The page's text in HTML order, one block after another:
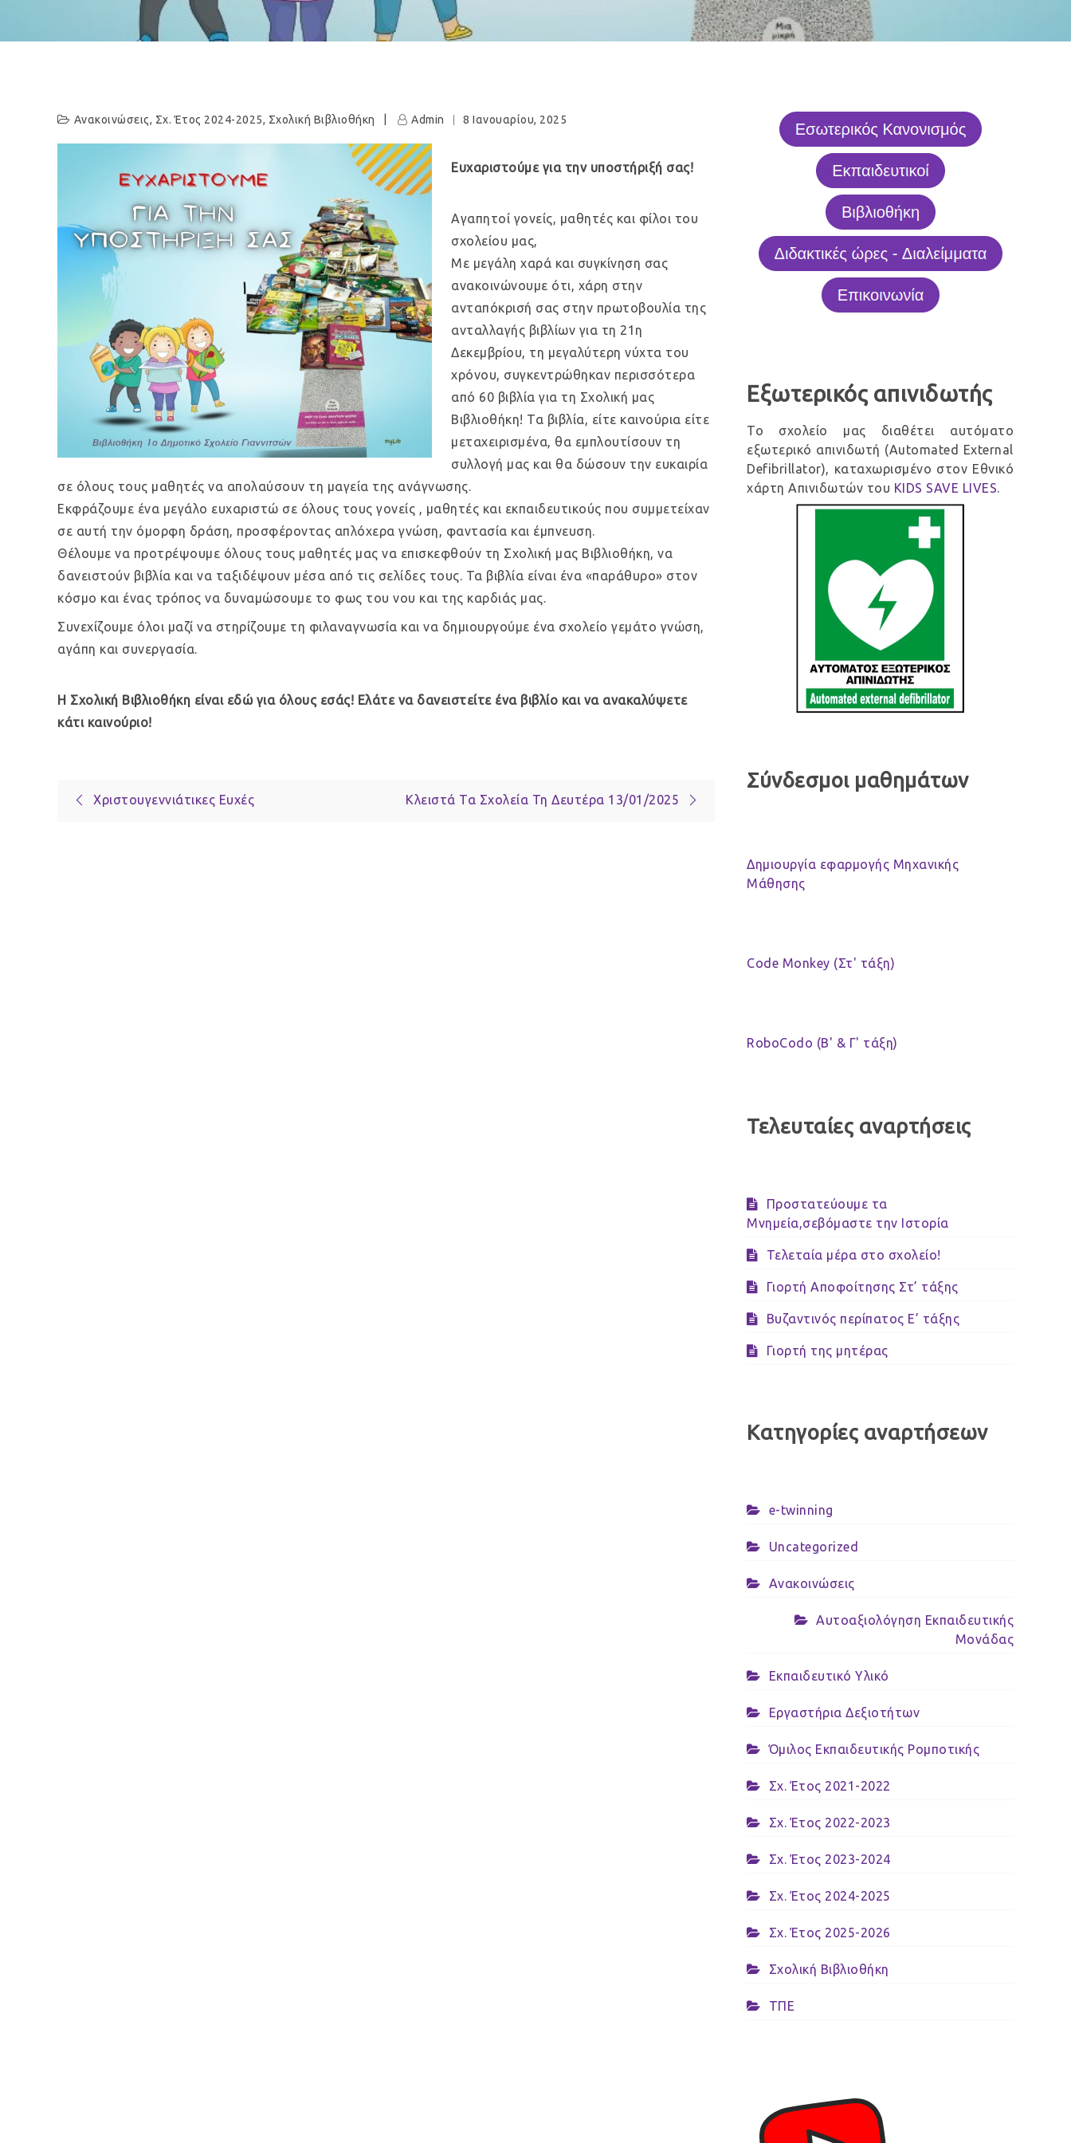
Ανακοινώσεις, Σχ. Έτος 2024-2025, Σχολική Βιβλιοθήκη Admin 8 Ιανουαρίου, 2025
Ευχαριστούμε για την υποστήριξή σας!
Αγαπητοί γονείς, μαθητές και φίλοι του
σχολείου μας,
Με μεγάλη χαρά και συγκίνηση σας
ανακοινώνουμε ότι, χάρη στην
ανταπόκρισή σας στην πρωτοβουλία της
ανταλλαγής βιβλίων για τη 21η
Δεκεμβρίου, τη μεγαλύτερη νύχτα του
χρόνου, συγκεντρώθηκαν περισσότερα
από 60 βιβλία για τη Σχολική μας
Βιβλιοθήκη! Τα βιβλία, είτε καινούρια είτε
μεταχειρισμένα, θα εμπλουτίσουν τη
συλλογή μας και θα δώσουν την ευκαιρία
σε όλους τους μαθητές να απολαύσουν τη μαγεία της ανάγνωσης.
Εκφράζουμε ένα μεγάλο ευχαριστώ σε όλους τους γονείς , μαθητές και εκπαιδευτικούς που συμμετείχαν
σε αυτή την όμορφη δράση, προσφέροντας απλόχερα γνώση, φαντασία και έμπνευση.
Θέλουμε να προτρέψουμε όλους τους μαθητές μας να επισκεφθούν τη Σχολική μας Βιβλιοθήκη, να
δανειστούν βιβλία και να ταξιδέψουν μέσα από τις σελίδες τους. Τα βιβλία είναι ένα «παράθυρο» στον
κόσμο και ένας τρόπος να δυναμώσουμε το φως του νου και της καρδιάς μας.
Συνεχίζουμε όλοι μαζί να στηρίζουμε τη φιλαναγνωσία και να δημιουργούμε ένα σχολείο γεμάτο γνώση,
αγάπη και συνεργασία.
Η Σχολική Βιβλιοθήκη είναι εδώ για όλους εσάς! Ελάτε να δανειστείτε ένα βιβλίο και να ανακαλύψετε
κάτι καινούριο!
Πλοήγηση
Χριστουγεννιάτικες Ευχές Κλειστά Τα Σχολεία Τη Δευτέρα 13/01/2025
Εξωτερικός απινιδωτής
Το σχολείο μας διαθέτει αυτόματο
εξωτερικό απινιδωτή (Automated External
Defibrillator), καταχωρισμένο στον Εθνικό
χάρτη Απινιδωτών του KIDS SAVE LIVES.
Σύνδεσμοι μαθημάτων
Δημιουργία εφαρμογής Μηχανικής
Μάθησης
Code Monkey (Στ' τάξη)
RoboCodo (Β' & Γ' τάξη)
Τελευταίες αναρτήσεις
Προστατεύουμε τα
Μνημεία,σεβόμαστε την Ιστορία
Τελεταία μέρα στο σχολείο!
Γιορτή Αποφοίτησης Στ’ τάξης
Βυζαντινός περίπατος Ε’ τάξης
Γιορτή της μητέρας
Κατηγορίες αναρτήσεων
e-twinning
Uncategorized
Ανακοινώσεις
Αυτοαξιολόγηση Εκπαιδευτικής
Μονάδας
Εκπαιδευτικό Υλικό
Εργαστήρια Δεξιοτήτων
Όμιλος Εκπαιδευτικής Ρομποτικής
Σχ. Έτος 2021-2022
Σχ. Έτος 2022-2023
Σχ. Έτος 2023-2024
Σχ. Έτος 2024-2025
Σχ. Έτος 2025-2026
Σχολική Βιβλιοθήκη
ΤΠΕ